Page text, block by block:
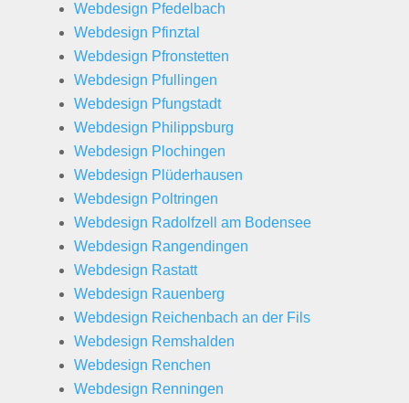
Webdesign Pfedelbach
Webdesign Pfinztal
Webdesign Pfronstetten
Webdesign Pfullingen
Webdesign Pfungstadt
Webdesign Philippsburg
Webdesign Plochingen
Webdesign Plüderhausen
Webdesign Poltringen
Webdesign Radolfzell am Bodensee
Webdesign Rangendingen
Webdesign Rastatt
Webdesign Rauenberg
Webdesign Reichenbach an der Fils
Webdesign Remshalden
Webdesign Renchen
Webdesign Renningen